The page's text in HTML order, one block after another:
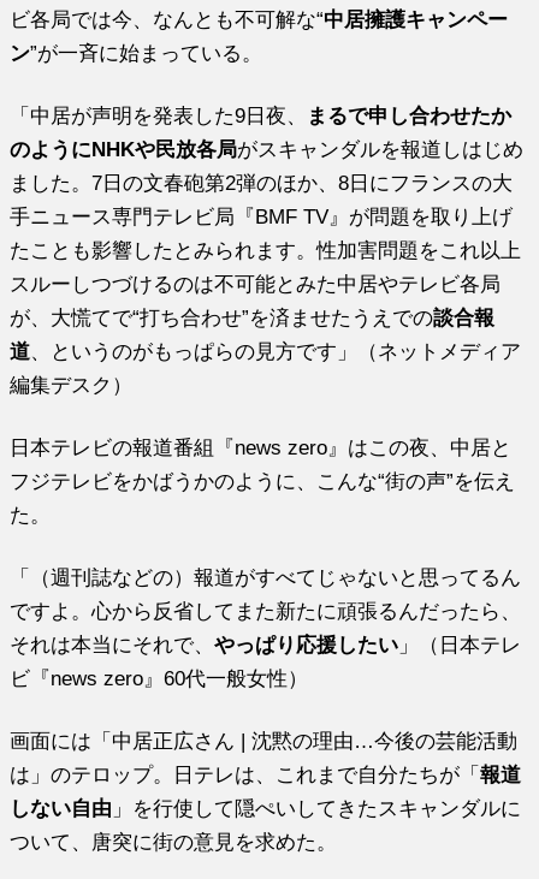
ビ各局では今、なんとも不可解な“中居擁護キャンペー
ン”が一斉に始まっている。
「中居が声明を発表した9日夜、
まるで申し合わせたか
のようにNHKや民放各局がスキャンダルを報道しはじめ
ました。7日の文春砲第2弾のほか、8日にフランスの大
手ニュース専門テレビ局『BMF TV』が問題を取り上げ
たことも影響したとみられます。性加害問題をこれ以上
スルーしつづけるのは不可能とみた中居やテレビ各局
が、大慌てで“打ち合わせ”を済ませたうえでの談合報
道、というのがもっぱらの見方です」（ネットメディア
編集デスク）
日本テレビの報道番組『news zero』はこの夜、中居と
フジテレビをかばうかのように、こんな“街の声”を伝え
た。
「（週刊誌などの）報道がすべてじゃないと思ってるん
ですよ。心から反省してまた新たに頑張るんだったら、
それは本当にそれで、やっぱり応援したい 」（日本テレ
ビ『news zero』60代一般女性）
画面には「中居正広さん | 沈黙の理由…今後の芸能活動
は」のテロップ。日テレは、これまで自分たちが「報道
しない自由 」を行使して隠ぺいしてきたスキャンダルに
ついて、唐突に街の意見を求めた。